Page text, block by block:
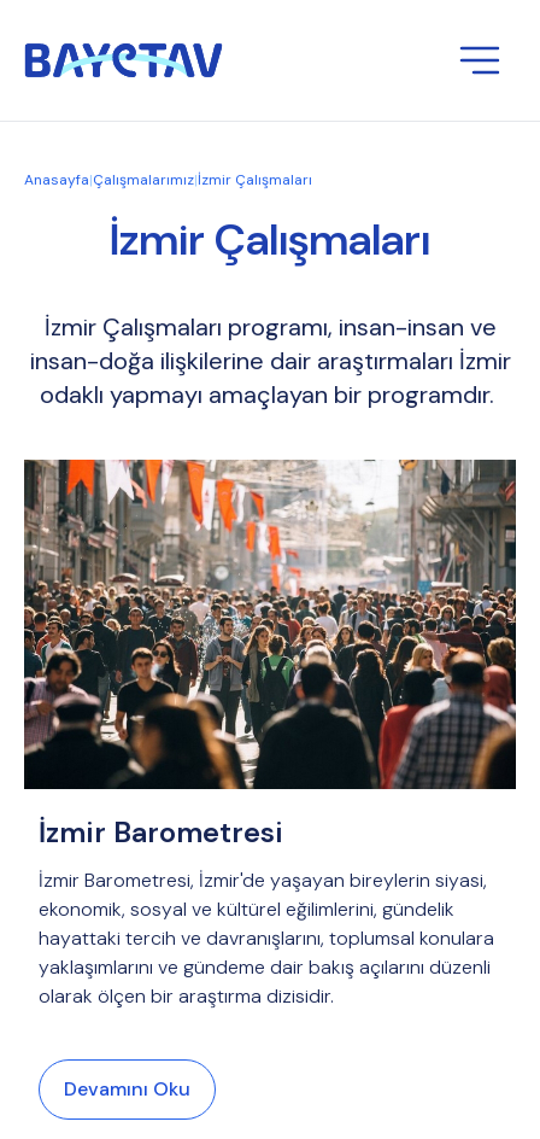
Anasayfa|Çalışmalarımız|İzmir Çalışmaları
İzmir Çalışmaları
İzmir Çalışmaları programı, insan-insan ve
insan-doğa ilişkilerine dair araştırmaları İzmir
odaklı yapmayı amaçlayan bir programdır.
İzmir Barometresi
İzmir Barometresi, İzmir'de yaşayan bireylerin siyasi,
ekonomik, sosyal ve kültürel eğilimlerini, gündelik
hayattaki tercih ve davranışlarını, toplumsal konulara
yaklaşımlarını ve gündeme dair bakış açılarını düzenli
olarak ölçen bir araştırma dizisidir.
Devamını Oku